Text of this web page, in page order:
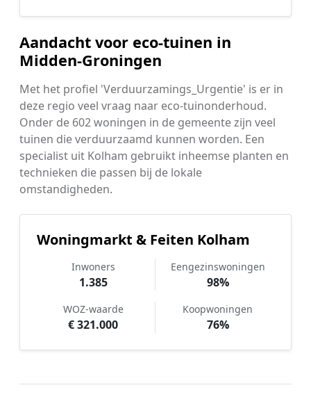
Aandacht voor eco-tuinen in
Midden-Groningen
Met het profiel 'Verduurzamings_Urgentie' is er in
deze regio veel vraag naar eco-tuinonderhoud.
Onder de 602 woningen in de gemeente zijn veel
tuinen die verduurzaamd kunnen worden. Een
specialist uit Kolham gebruikt inheemse planten en
technieken die passen bij de lokale
omstandigheden.
Woningmarkt & Feiten Kolham
Inwoners
1.385
Eengezinswoningen
98%
WOZ-waarde
€ 321.000
Koopwoningen
76%